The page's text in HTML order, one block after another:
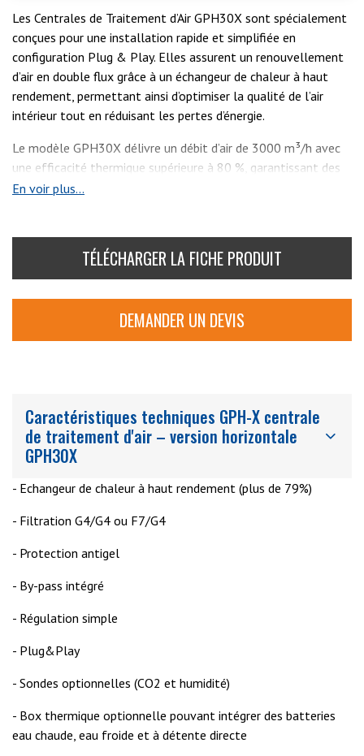
Les Centrales de Traitement d’Air GPH30X sont spécialement
conçues pour une installation rapide et simplifiée en
configuration Plug & Play. Elles assurent un renouvellement
d’air en double flux grâce à un échangeur de chaleur à haut
rendement, permettant ainsi d’optimiser la qualité de l’air
intérieur tout en réduisant les pertes d’énergie.
Le modèle GPH30X délivre un débit d’air de 3000 m³/h avec
une efficacité thermique supérieure à 80 %, garantissant des
performances élevées même dans des environnements
Afin de faciliter son transport et son intégration sur site, la
GPH30X est livrée en version split, ce qui permet une
installation plus flexible, notamment dans les locaux à accès
restreint ou en rénovation.
En voir plus...
TÉLÉCHARGER LA FICHE PRODUIT
DEMANDER UN DEVIS
Caractéristiques techniques GPH-X centrale
de traitement d'air – version horizontale
GPH30X
- Echangeur de chaleur à haut rendement (plus de 79%)
- Filtration G4/G4 ou F7/G4
- Protection antigel
- By-pass intégré
- Régulation simple
- Plug&Play
- Sondes optionnelles (CO2 et humidité)
- Box thermique optionnelle pouvant intégrer des batteries
eau chaude, eau froide et à détente directe